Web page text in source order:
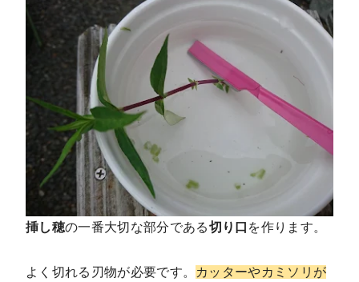
挿し穂の一番大切な部分である切り口 を作ります。
よく切れる刃物が必要です。
カッターやカミソリが